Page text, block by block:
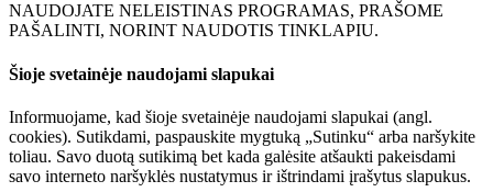
NAUDOJATE NELEISTINAS PROGRAMAS, PRAŠOME
PAŠALINTI, NORINT NAUDOTIS TINKLAPIU.
Šioje svetainėje naudojami slapukai
Informuojame, kad šioje svetainėje naudojami slapukai (angl.
cookies). Sutikdami, paspauskite mygtuką „Sutinku“ arba naršykite
toliau. Savo duotą sutikimą bet kada galėsite atšaukti pakeisdami
savo interneto naršyklės nustatymus ir ištrindami įrašytus slapukus.